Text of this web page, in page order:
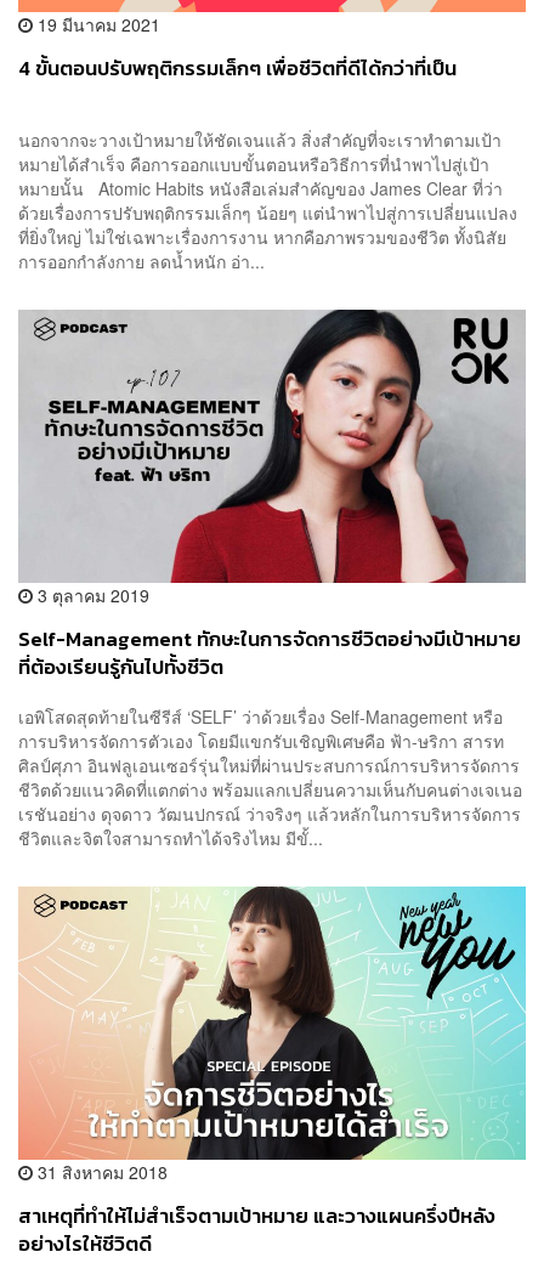
19 มีนาคม 2021
4 ขั้นตอนปรับพฤติกรรมเล็กๆ เพื่อชีวิตที่ดีได้กว่าที่เป็น
นอกจากจะวางเป้าหมายให้ชัดเจนแล้ว สิ่งสำคัญที่จะเราทำตามเป้า
หมายได้สำเร็จ คือการออกแบบขั้นตอนหรือวิธีการที่นำพาไปสู่เป้า
หมายนั้น Atomic Habits หนังสือเล่มสำคัญของ James Clear ที่ว่า
ด้วยเรื่องการปรับพฤติกรรมเล็กๆ น้อยๆ แต่นำพาไปสู่การเปลี่ยนแปลง
ที่ยิ่งใหญ่ ไม่ใช่เฉพาะเรื่องการงาน หากคือภาพรวมของชีวิต ทั้งนิสัย
การออกกำลังกาย ลดน้ำหนัก อ่า...
3 ตุลาคม 2019
Self-Management ทักษะในการจัดการชีวิตอย่างมีเป้าหมาย
ที่ต้องเรียนรู้กันไปทั้งชีวิต
เอพิโสดสุดท้ายในซีรีส์ ‘SELF’ ว่าด้วยเรื่อง Self-Management หรือ
การบริหารจัดการตัวเอง โดยมีแขกรับเชิญพิเศษคือ ฟ้า-ษริกา สารท
ศิลป์ศุภา อินฟลูเอนเซอร์รุ่นใหม่ที่ผ่านประสบการณ์การบริหารจัดการ
ชีวิตด้วยแนวคิดที่แตกต่าง พร้อมแลกเปลี่ยนความเห็นกับคนต่างเจเนอ
เรชันอย่าง ดุจดาว วัฒนปกรณ์ ว่าจริงๆ แล้วหลักในการบริหารจัดการ
ชีวิตและจิตใจสามารถทำได้จริงไหม มีขั้...
31 สิงหาคม 2018
สาเหตุที่ทำให้ไม่สำเร็จตามเป้าหมาย และวางแผนครึ่งปีหลัง
อย่างไรให้ชีวิตดี